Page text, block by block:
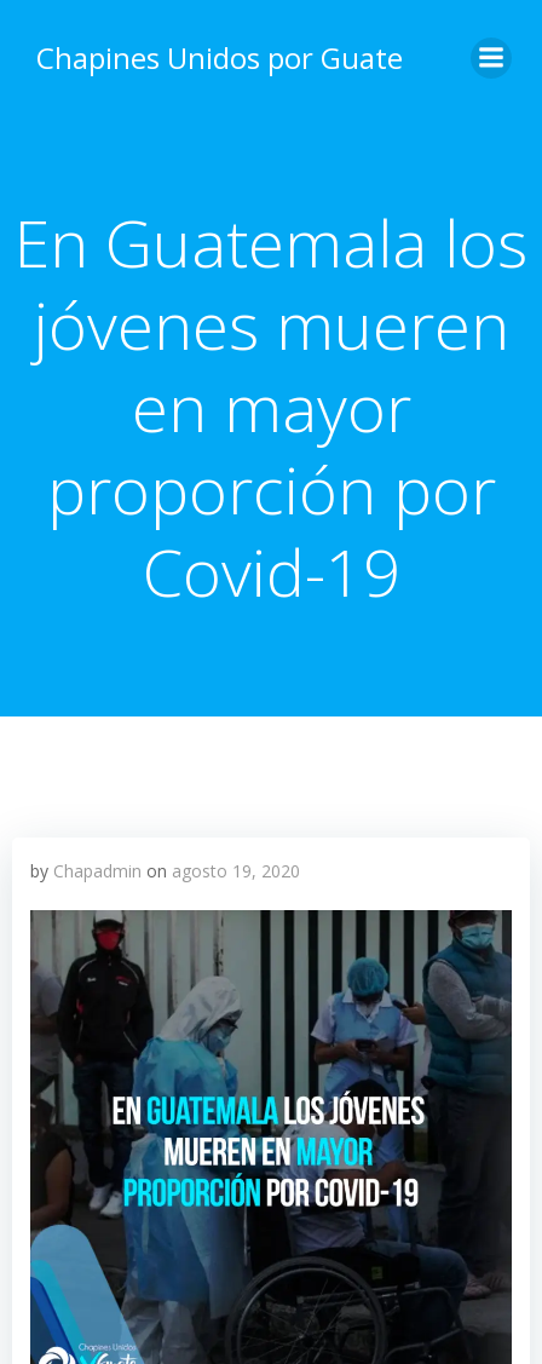
content
Chapines Unidos por Guate
En Guatemala los
jóvenes mueren
en mayor
proporción por
Covid-19
by Chapadmin on agosto 19, 2020